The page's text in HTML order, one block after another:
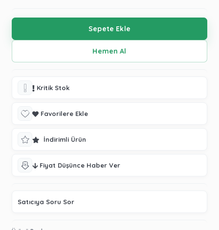
Kritik Stok
Favorilere Ekle
İndirimli Ürün
Fiyat Düşünce Haber Ver
Satıcıya Soru Sor